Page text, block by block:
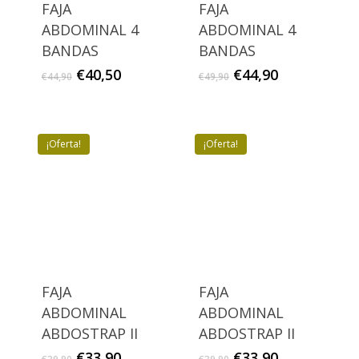
FAJA
ABDOMINAL 4
BANDAS
€44,90 El
€44,90.
€40,50El
FAJA
ABDOMINAL 4
BANDAS
€49,90 El
€49,90.
€44,90El
¡Oferta!
FAJA
ABDOMINAL
ABDOSTRAP II
¡Oferta!
FAJA
ABDOMINAL
ABDOSTRAP II